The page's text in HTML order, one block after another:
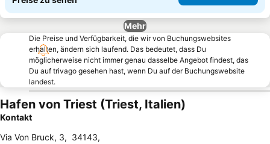
Mehr
Die Preise und Verfügbarkeit, die wir von Buchungswebsites
erhalten, ändern sich laufend. Das bedeutet, dass Du
möglicherweise nicht immer genau dasselbe Angebot findest, das
Du auf trivago gesehen hast, wenn Du auf der Buchungswebsite
landest.
Hafen von Triest (Triest, Italien)
Kontakt
Via Von Bruck, 3, 34143,